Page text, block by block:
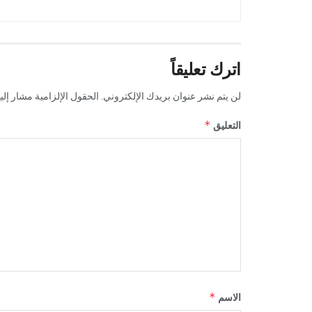
اترك تعليقاً
لن يتم نشر عنوان بريدك الإلكتروني. الحقول الإلزامية مشار
التعليق *
الاسم *